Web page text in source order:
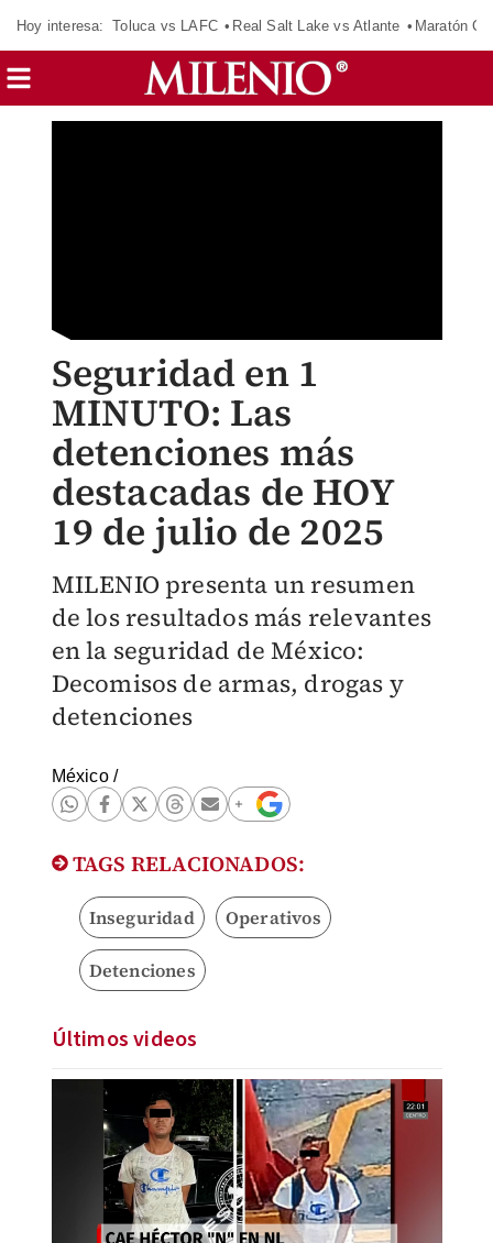
Hoy interesa: Toluca vs LAFC Real Salt Lake vs Atlante Maratón
Seguridad en 1
MINUTO: Las
detenciones más
destacadas de HOY
19 de julio de 2025
MILENIO presenta un resumen
de los resultados más relevantes
en la seguridad de México:
Decomisos de armas, drogas y
detenciones
México/
TAGS RELACIONADOS:
Inseguridad Operativos
Detenciones
Últimos videos